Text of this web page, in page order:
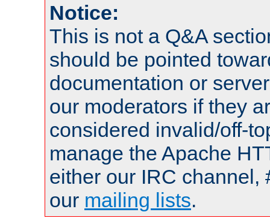
Notice:
This is not a Q&A
should be pointed
documentation or
our moderators if they
considered invalid/off-
manage the Apache
either our IRC channel,
our mailing lists.